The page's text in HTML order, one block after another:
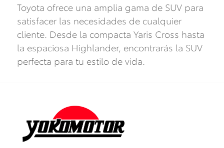
Toyota ofrece una amplia gama de SUV para
satisfacer las necesidades de cualquier
cliente. Desde la compacta Yaris Cross hasta
la espaciosa Highlander, encontrarás la SUV
perfecta para tu estilo de vida.